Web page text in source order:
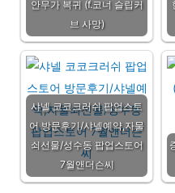
안무가 복귀 (f.코너 슬립커
브 사망)
샤넬 코코크러쉬 팝업스토
어 방문후기/샤넬예약,자물
쇠선물/성수동 팝업스토어
7월앤더슨씨